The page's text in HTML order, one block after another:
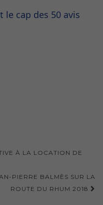
le cap des 50 avis
À LA LOCATION DE
PIERRE BALMÈS SUR LA
ROUTE DU RHUM 2018